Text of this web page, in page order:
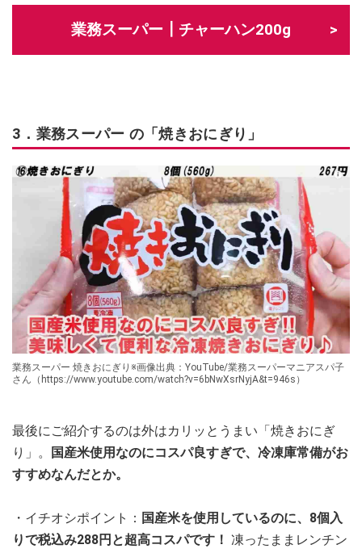
業務スーパー┃チャーハン200g
3．業務スーパー の「焼きおにぎり」
業務スーパー 焼きおにぎり※画像出典：YouTube/業務スーパーマニアスパ子
さん（https://www.youtube.com/watch?v=6bNwXsrNyjA&t=946s）
最後にご紹介するのは外はカリッとうまい「焼きおにぎ
り」。
国産米使用なのにコスパ良すぎで、冷凍庫常備がお
すすめなんだとか。
・イチオシポイント： 国産米を使用しているのに、8個入
りで税込み288円と超高コスパです！ 凍ったままレンチン